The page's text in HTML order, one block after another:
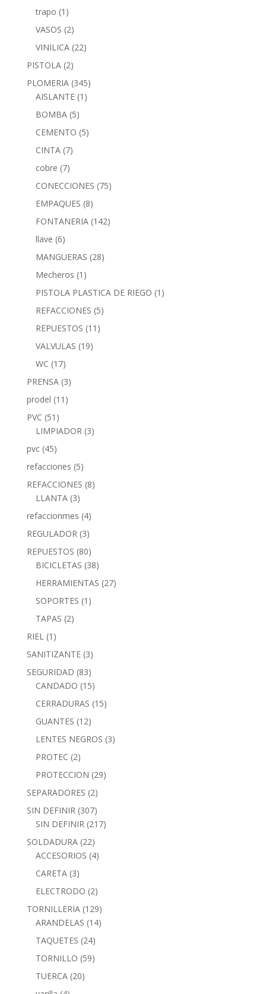
trapo (1)
VASOS (2)
VINILICA (22)
PISTOLA (2)
PLOMERIA (345)
AISLANTE (1)
BOMBA (5)
CEMENTO (5)
CINTA (7)
cobre (7)
CONECCIONES (75)
EMPAQUES (8)
FONTANERIA (142)
llave (6)
MANGUERAS (28)
Mecheros (1)
PISTOLA PLASTICA DE RIEGO (1)
REFACCIONES (5)
REPUESTOS (11)
VALVULAS (19)
WC (17)
PRENSA (3)
prodel (11)
PVC (51)
LIMPIADOR (3)
pvc (45)
refacciones (5)
REFACCIONES (8)
LLANTA (3)
refaccionmes (4)
REGULADOR (3)
REPUESTOS (80)
BICICLETAS (38)
HERRAMIENTAS (27)
SOPORTES (1)
TAPAS (2)
RIEL (1)
SANITIZANTE (3)
SEGURIDAD (83)
CANDADO (15)
CERRADURAS (15)
GUANTES (12)
LENTES NEGROS (3)
PROTEC (2)
PROTECCION (29)
SEPARADORES (2)
SIN DEFINIR (307)
SIN DEFINIR (217)
SOLDADURA (22)
ACCESORIOS (4)
CARETA (3)
ELECTRODO (2)
TORNILLERIA (129)
ARANDELAS (14)
TAQUETES (24)
TORNILLO (59)
TUERCA (20)